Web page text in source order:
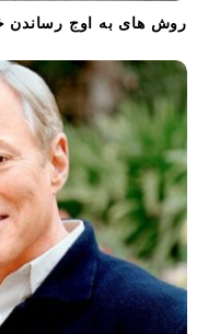
روش های به اوج رساندن